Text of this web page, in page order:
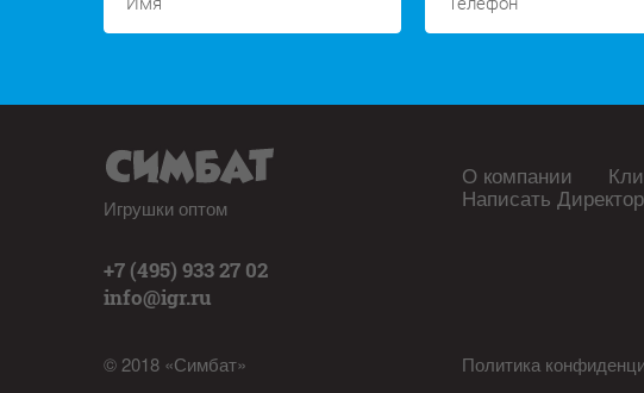
Игрушки оптом
+7 (495) 933 27 02
info@igr.ru
© 2018 «Симбат»
О компании
Написать
Политика